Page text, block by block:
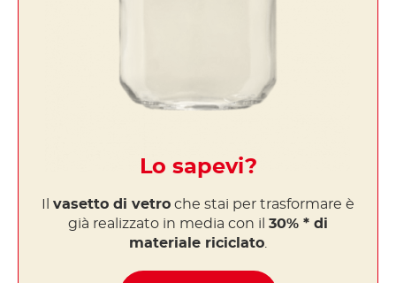
Lo sapevi?
vasetto di vetro che stai per trasformare è
già realizzato in media con il 30% * di
materiale riciclato.